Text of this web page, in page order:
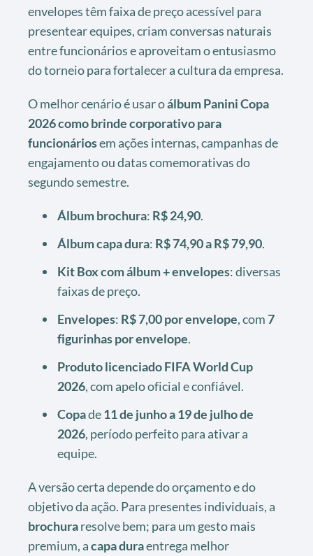
envelopes têm faixa de preço acessível para
presentear equipes, criam conversas naturais
entre funcionários e aproveitam o entusiasmo
do torneio para fortalecer a cultura da empresa.
O melhor cenário é usar oálbum Panini Copa
2026 como brinde corporativo para
funcionáriosem ações internas, campanhas de
engajamento ou datas comemorativas do
segundo semestre.
Álbum brochura: R$ 24,90.
Álbum capa dura: R$ 74,90 a R$ 79,90.
Kit Box com álbum + envelopes: diversas
faixas de preço.
Envelopes: R$ 7,00 por envelope, com7
figurinhas por envelope.
Produto licenciado FIFA World Cup
2026, com apelo oficial e confiável.
Copade11 de junho a 19 de julho de
2026, período perfeito para ativar a
equipe.
A versão certa depende do orçamento e do
objetivo da ação. Para presentes individuais, a
brochuraresolve bem; para um gesto mais
premium, acapa duraentrega melhor